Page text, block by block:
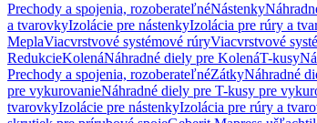
Prechody a spojenia, rozoberateľnéNástenky
a tvarovkyIzolácie pre nástenkyIzolácia pre rúry a
MeplaViacvrstvové systémové rúryViacvrstvové
RedukcieKolenáNáhradné diely pre KolenáT-kusy
Prechody a spojenia, rozoberateľnéZátkyNáhradné
pre vykurovanieNáhradné diely pre T-kusy pre
tvarovkyIzolácie pre nástenkyIzolácia pre rúry a